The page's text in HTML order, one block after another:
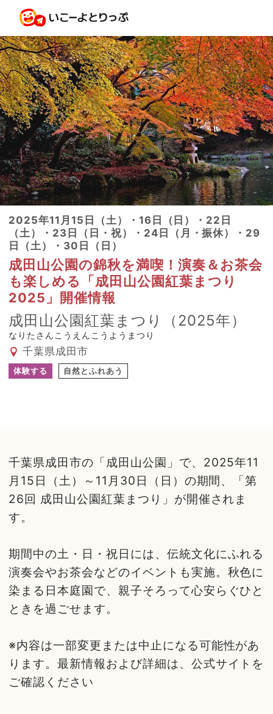
2025年11月15日（土）・16日（日）・22日
（土）・23日（日・祝）・24日（月・振休）・29
日（土）・30日（日）
成田山公園の錦秋を満喫！演奏＆お茶会
も楽しめる「成田山公園紅葉まつり
2025」開催情報
成田山公園紅葉まつり（2025年）
なりたさんこうえんこうようまつり
千葉県成田市
体験する 自然とふれあう
千葉県成田市の「成田山公園」で、2025年11
月15日（土）～11月30日（日）の期間、「第
26回 成田山公園紅葉まつり」が開催されま
す。
期間中の土・日・祝日には、伝統文化にふれる
演奏会やお茶会などのイベントも実施。秋色に
染まる日本庭園で、親子そろって心安らぐひと
ときを過ごせます。
※内容は一部変更または中止になる可能性があ
ります。最新情報および詳細は、公式サイトを
ご確認ください